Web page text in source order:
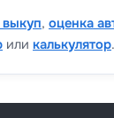
, оценка
или калькулятор.